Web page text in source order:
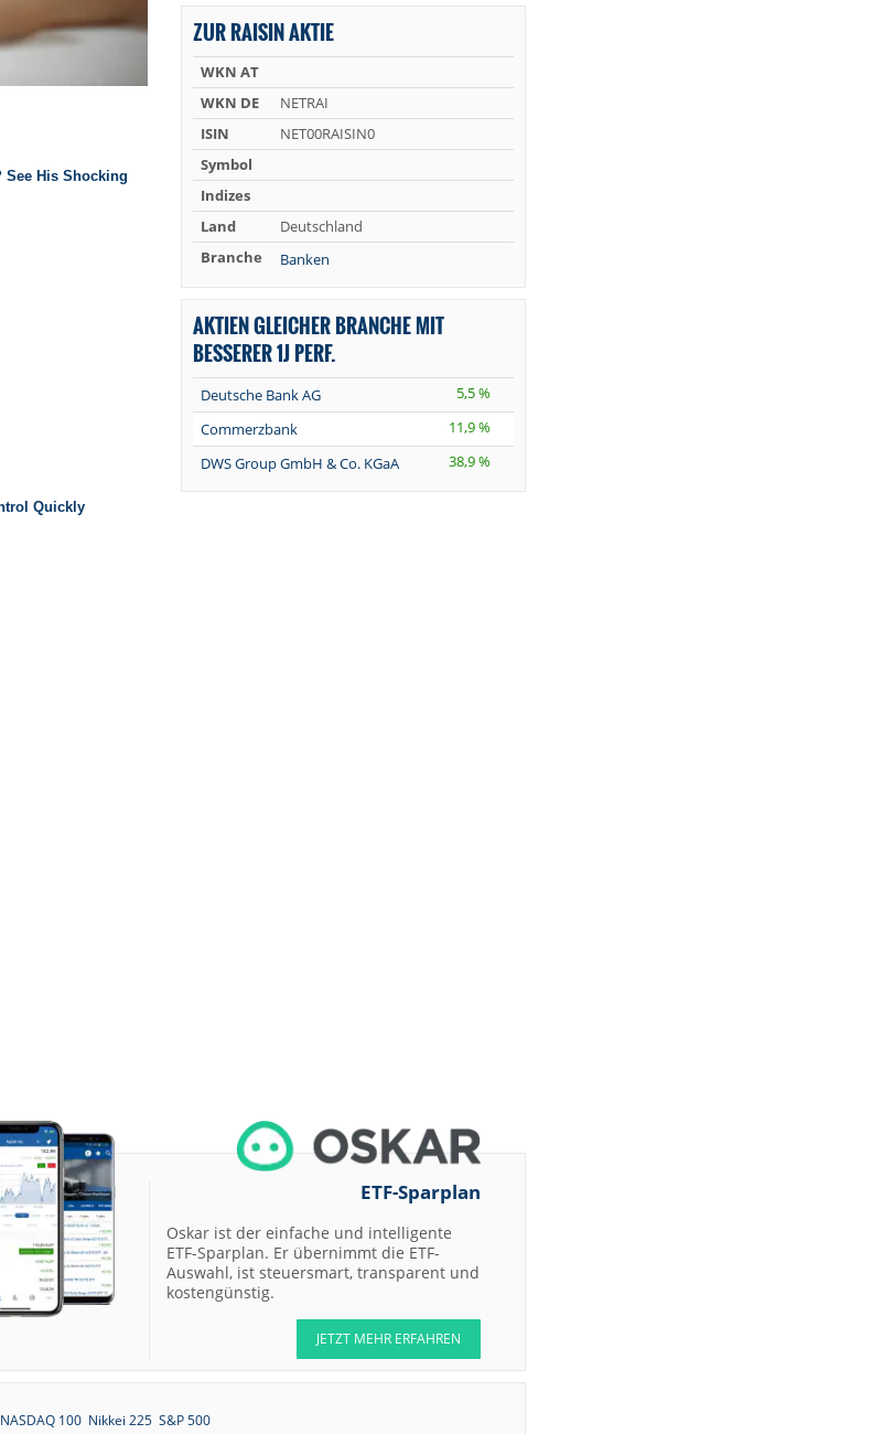
ZUR RAISIN AKTIE
WKN AT
WKN DE
NETRAI
ISIN
NET00RAISIN0
Symbol
Indizes
Land
Deutschland
Branche
Banken
AKTIEN GLEICHER BRANCHE MIT
BESSERER 1J PERF.
Deutsche Bank AG
5,5 %
Commerzbank
11,9 %
DWS Group GmbH & Co. KGaA
38,9 %
ETF-Sparplan
Oskar ist der einfache und intelligente
ETF-Sparplan. Er übernimmt die ETF-
Auswahl, ist steuersmart, transparent und
kostengünstig.
JETZT MEHR ERFAHREN
NASDAQ 100 Nikkei 225 S&P 500